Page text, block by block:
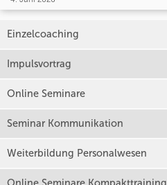
Einzelcoaching
Impulsvortrag
Online Seminare
Seminar Kommunikation
Weiterbildung Personalwesen